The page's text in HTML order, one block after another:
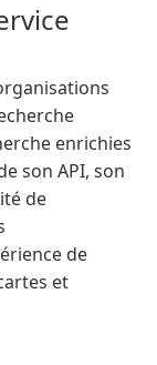
enrichies
son API, son
de
de
et